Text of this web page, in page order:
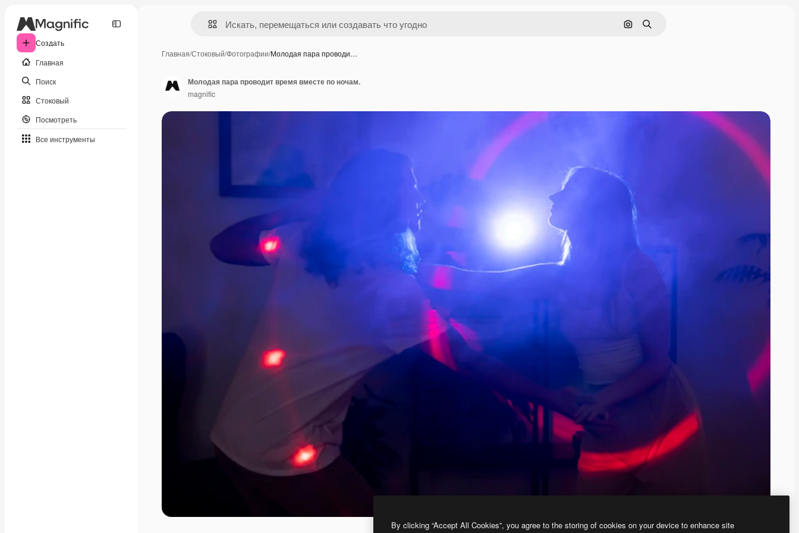
Создать
Главная
Поиск
Стоковый
Посмотреть
Все инструменты
Поиск по изображению
Поиск
Главная/Стоковый/Фотографии/Молодая пара проводи…
Молодая пара проводит время вместе по ночам.
magnific
By clicking “Accept All Cookies”, you agree to the storing of cookies on your device to enhance site